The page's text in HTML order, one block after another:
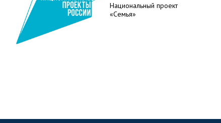
Национальный проект
«Семья»